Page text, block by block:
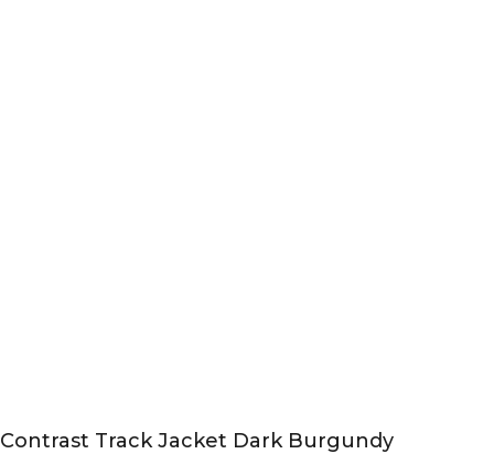
Contrast Track Jacket Dark Burgundy